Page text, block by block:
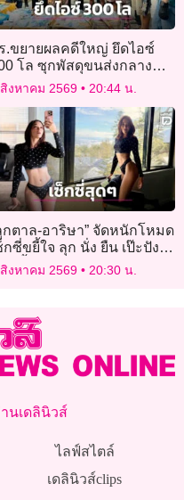
.ขยายผลคดีใหญ่ ยึดไอซ์
โล ซุกพัสดุขนส่งกลาง
ง รวบ 4 ผู้ต้องหาแก๊งยา
งหาคม 2569 20:44 น.
กตาล-อาริษา” จัดหนักโหมด
กซี่ขยี้ใจ ลุก นั่ง ยืน เป๊ะปัง
บซี้ดสุดองศา!
งหาคม 2569 20:30 น.
นเดลินิวส์
ไลฟ์สไตล์
เดลินิวส์clips